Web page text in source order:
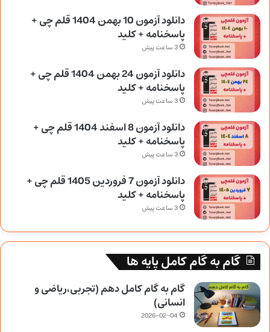
دانلود آزمون 10 بهمن 1404 قلم چی +
پاسخنامه + کلید
3 ساعت پیش
دانلود آزمون 24 بهمن 1404 قلم چی +
پاسخنامه + کلید
3 ساعت پیش
دانلود آزمون 8 اسفند 1404 قلم چی +
پاسخنامه + کلید
3 ساعت پیش
دانلود آزمون 7 فروردین 1405 قلم چی +
پاسخنامه + کلید
3 ساعت پیش
گام به گام کامل پایه ها
گام به گام کامل دهم (تجربی،ریاضی و
انسانی)
2026-02-04